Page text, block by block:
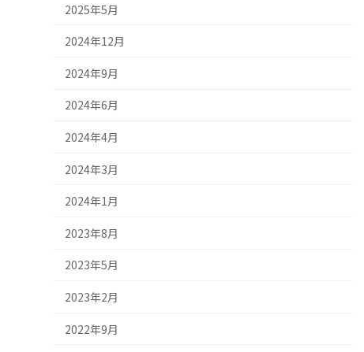
2025年5月
2024年12月
2024年9月
2024年6月
2024年4月
2024年3月
2024年1月
2023年8月
2023年5月
2023年2月
2022年9月